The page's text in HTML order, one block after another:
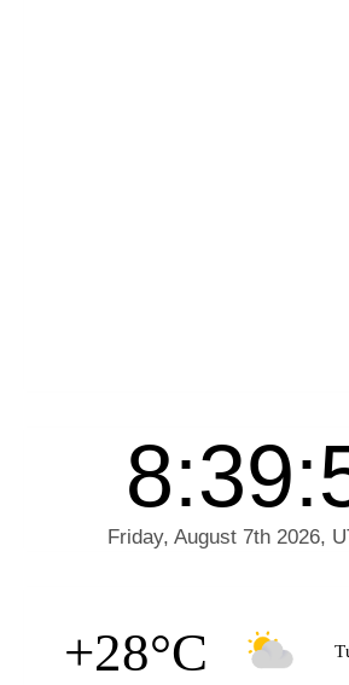
+28°C